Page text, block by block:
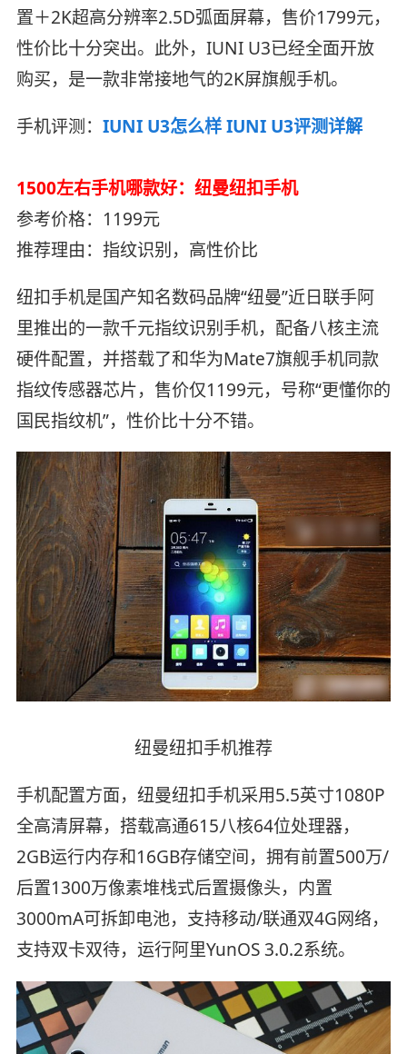
置＋2K超高分辨率2.5D弧面屏幕，售价1799元，
性价比十分突出。此外，IUNI U3已经全面开放
购买，是一款非常接地气的2K屏旗舰手机。
手机评测： IUNI U3怎么样 IUNI U3评测详解
1500左右手机哪款好：纽曼纽扣手机
参考价格：1199元
推荐理由：指纹识别，高性价比
纽扣手机是国产知名数码品牌“纽曼”近日联手阿
里推出的一款千元指纹识别手机，配备八核主流
硬件配置，并搭载了和华为Mate7旗舰手机同款
指纹传感器芯片，售价仅1199元，号称“更懂你的
国民指纹机”，性价比十分不错。
纽曼纽扣手机推荐
手机配置方面，纽曼纽扣手机采用5.5英寸1080P
全高清屏幕，搭载高通615八核64位处理器，
2GB运行内存和16GB存储空间，拥有前置500万/
后置1300万像素堆栈式后置摄像头，内置
3000mA可拆卸电池，支持移动/联通双4G网络，
支持双卡双待，运行阿里YunOS 3.0.2系统。